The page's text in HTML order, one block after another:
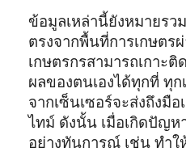
ข้อมูลเหล่านี้ยังหมายรว
ตรงจากพื้นที่การเกษตร
เกษตรกรสามารถเกาะ
ผลของตนเองได้ทุกที่ ทุก
จากเซ็นเซอร์จะส่งถึงมื
ไทม์ ดังนั้น เมื่อเกิดปัญห
อย่างทันการณ์ เช่น ทำใ